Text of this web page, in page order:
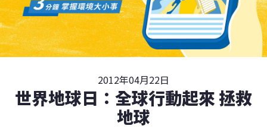
2012年04月22日
世界地球日：全球行動起來 拯救
地球